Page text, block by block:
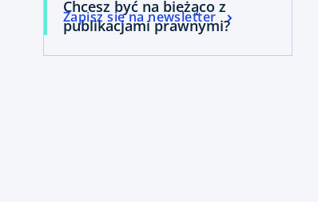
Chcesz być na bieżąco z
publikacjami prawnymi?
Zapisz się na newsletter